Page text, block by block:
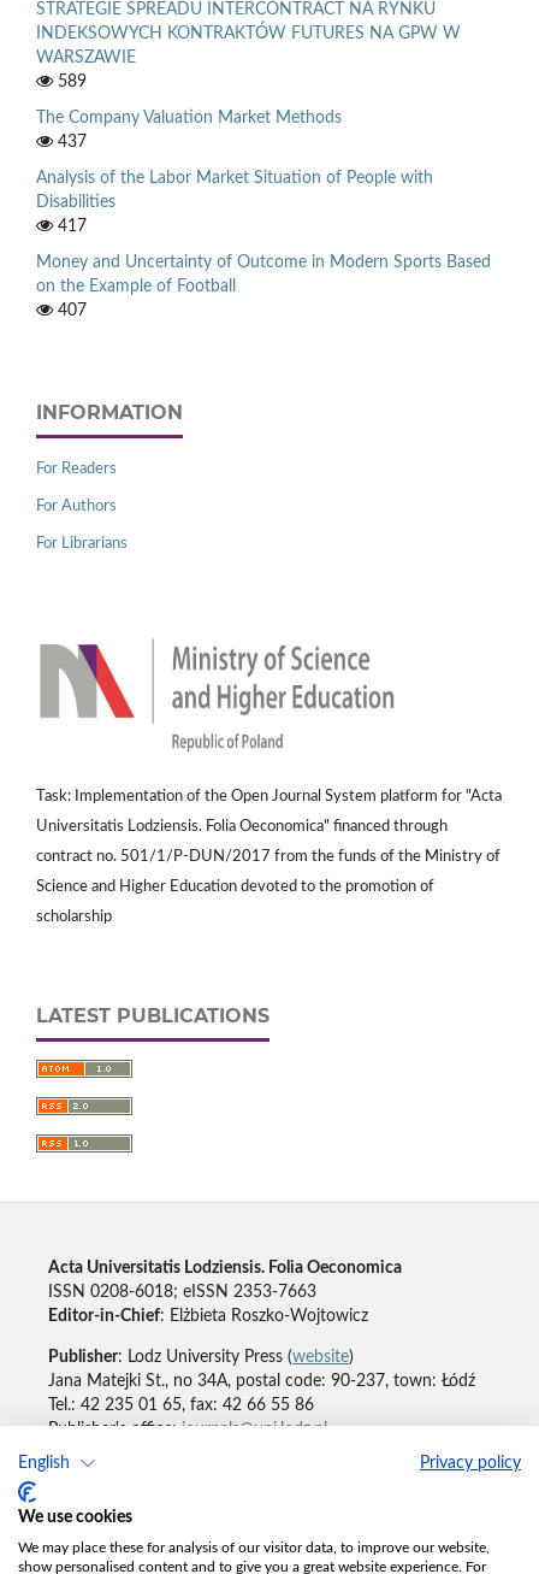
English Privacy policy
We use cookies
We may place these for analysis of our visitor data, to improve our website,
show personalised content and to give you a great website experience. For
STRATEGIE SPREADU INTERCONTRACT NA RYNKU
INDEKSOWYCH KONTRAKTÓW FUTURES NA GPW W
WARSZAWIE
589
The Company Valuation Market Methods
437
Analysis of the Labor Market Situation of People with
Disabilities
417
Money and Uncertainty of Outcome in Modern Sports Based
on the Example of Football
407
INFORMATION
For Readers
For Authors
For Librarians
Task: Implementation of the Open Journal System platform for "Acta
Universitatis Lodziensis. Folia Oeconomica" financed through
contract no. 501/1/P-DUN/2017 from the funds of the Ministry of
Science and Higher Education devoted to the promotion of
scholarship
LATEST PUBLICATIONS
Acta Universitatis Lodziensis. Folia Oeconomica
ISSN 0208-6018; eISSN 2353-7663
Editor-in-Chief: Elżbieta Roszko-Wojtowicz
Publisher: Lodz University Press (website)
Jana Matejki St., no 34A, postal code: 90-237, town: Łódź
Tel.: 42 235 01 65, fax: 42 66 55 86
Publisher's office:journals@uni.lodz.pl
Accesibility declaration